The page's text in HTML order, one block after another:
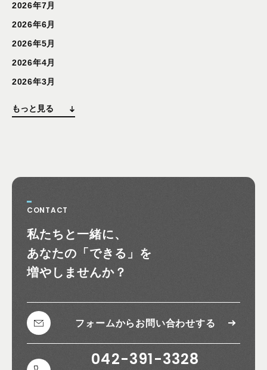
2026年7月
2026年6月
2026年5月
2026年4月
2026年3月
もっと見る
CONTACT
私たちと一緒に、
あなたの 「できる」を
増やしませんか？
フォームから お問い合わせする
042-391-3328